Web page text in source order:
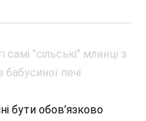
бути обов’язково